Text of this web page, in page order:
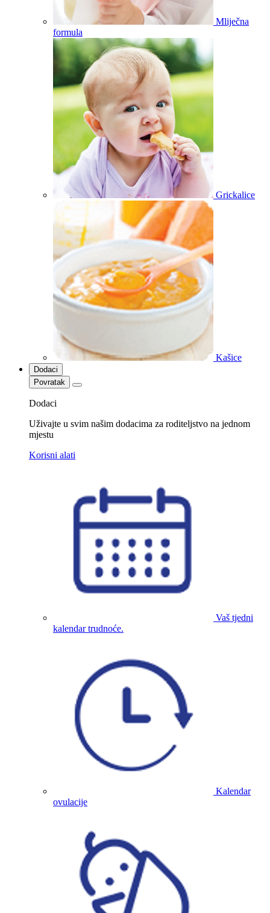
Mliječna
formula
Grickalice
Kašice
Dodaci
Povratak
Dodaci
Uživajte u svim našim dodacima za roditeljstvo na jednom
mjestu
Korisni alati
Vaš tjedni
kalendar trudnoće.
Kalendar
ovulacije